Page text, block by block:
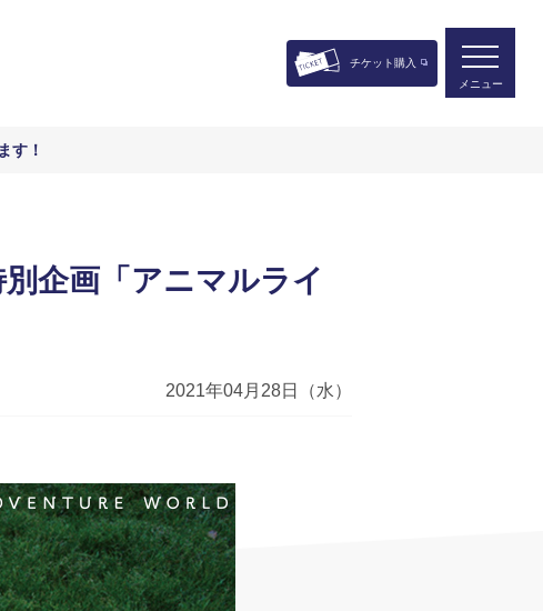
チケット購入
メニュー
す！
企画「アニマルライ
2021年04月28日（水）